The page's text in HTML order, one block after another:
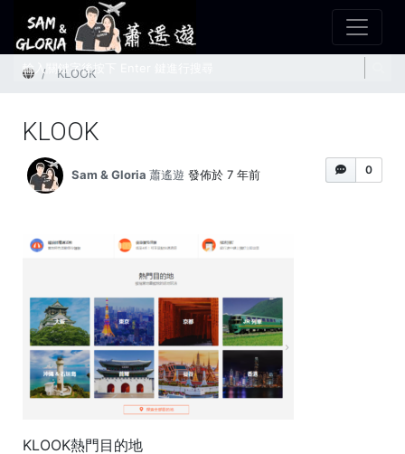
首頁 KLOOK
KLOOK
0
Sam & Gloria 蕭遙遊 發佈於 7 年前
KLOOK熱門目的地